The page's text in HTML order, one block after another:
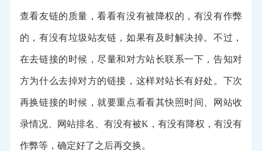
查看友链的质量，看看有没有被降权的，有没有作弊
的，有没有垃圾站友链，如果有及时解决掉。不过，
在去链接的时候，尽量和对方站长联系一下，告知对
方为什么去掉对方的链接，这样对站长有好处。下次
再换链接的时候，就要重点看看其快照时间、网站收
录情况、网站排名、有没有被K，有没有降权，有没有
作弊等，确定好了之后再交换。